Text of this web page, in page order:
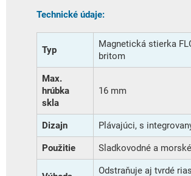
Technické údaje:
Typ
Magnetická stierka
britom
Max.
hrúbka
skla
16 mm
Dizajn Plávajúci, s
Použitie Sladkovodné a
Odstraňuje aj tvrdé